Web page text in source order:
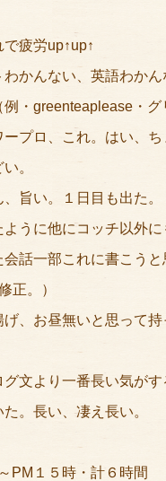
疲労up↑up↑
かんない、英語わかん
・greenteaplease・グ
プロ、これ。はい、ち
。
旨い。１日目も出た。
うに他にコッチ以外に
話一部これに書こう
正。）
、お昼無いと思って持
文より一番長い気がす
。長い、凄え長い。
PM１５時・計６時間